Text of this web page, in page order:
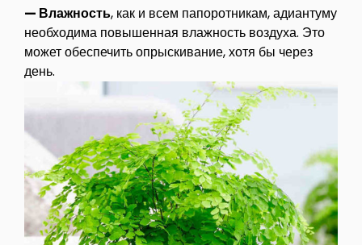
— Влажность, как и всем папоротникам, адиантуму
необходима повышенная влажность воздуха. Это
может обеспечить опрыскивание, хотя бы через
день.